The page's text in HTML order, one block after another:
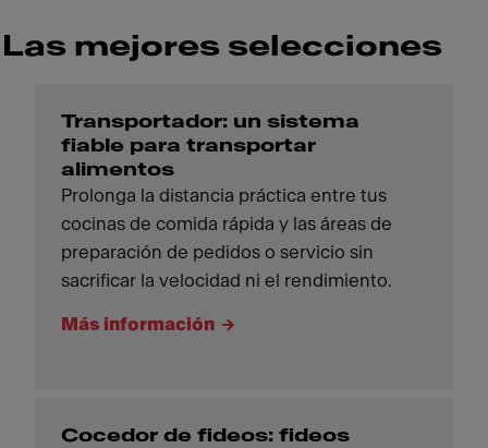
Las mejores selecciones
Transportador: un sistema
fiable para transportar
alimentos
Prolonga la distancia práctica entre tus
cocinas de comida rápida y las áreas de
preparación de pedidos o servicio sin
sacrificar la velocidad ni el rendimiento.
Más información
Cocedor de fideos: fideos